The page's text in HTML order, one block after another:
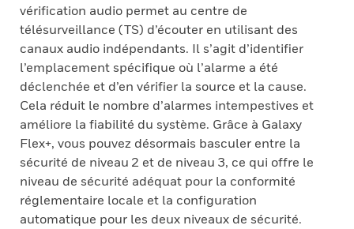
vérification audio permet au centre de
télésurveillance (TS) d’écouter en utilisant des
canaux audio indépendants. Il s’agit d’identifier
l’emplacement spécifique où l’alarme a été
déclenchée et d’en vérifier la source et la cause.
Cela réduit le nombre d’alarmes intempestives et
améliore la fiabilité du système. Grâce à Galaxy
Flex+, vous pouvez désormais basculer entre la
sécurité de niveau 2 et de niveau 3, ce qui offre le
niveau de sécurité adéquat pour la conformité
réglementaire locale et la configuration
automatique pour les deux niveaux de sécurité.